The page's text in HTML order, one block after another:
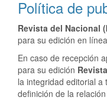
Política de
Revista del Nacional
para su edición en
En caso de recepción
para su edición
la integridad editorial
definición de la